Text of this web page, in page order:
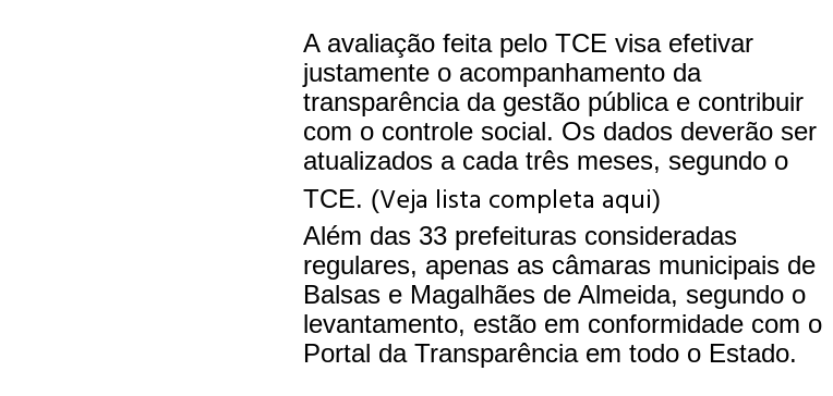
A avaliação feita pelo TCE visa efetivar
justamente o acompanhamento da
transparência da gestão pública e contribuir
com o controle social. Os dados deverão ser
atualizados a cada três meses, segundo o
TCE. (Veja lista completa aqui)
Além das 33 prefeituras consideradas
regulares, apenas as câmaras municipais de
Balsas e Magalhães de Almeida, segundo o
levantamento, estão em conformidade com o
Portal da Transparência em todo o Estado.